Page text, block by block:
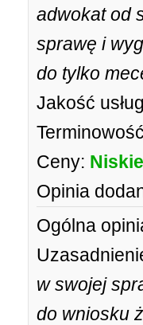
adwokat od
sprawę i
do tylko
Jakość
Ceny: Niskie
Opinia
Ogólna
w swojej
do wniosku